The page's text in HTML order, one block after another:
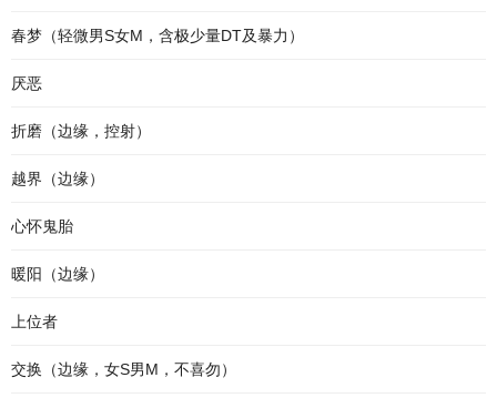
春梦（轻微男S女M，含极少量DT及暴力）
厌恶
折磨（边缘，控射）
越界（边缘）
心怀鬼胎
暖阳（边缘）
上位者
交换（边缘，女S男M，不喜勿）